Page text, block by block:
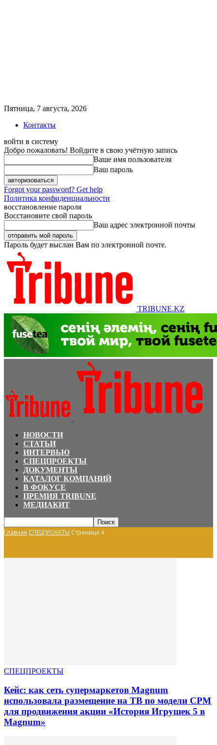
Пятница, 7 августа, 2026
Контакты
войти в систему
Добро пожаловать! Войдите в свою учётную запись
Ваше имя пользователя
Ваш пароль
Forgot your password? Get help
Политика конфиденциальности
восстановление пароля
Восстановите свой пароль
Ваш адрес электронной почты
Пароль будет выслан Вам по электронной почте.
TRIBUNE.KZ
НОВОСТИ
СТАТЬИ
ИНТЕРВЬЮ
СПЕЦПРОЕКТЫ
ДОКУМЕНТЫ
КАТАЛОГ КОМПАНИЙ
В ФОКУСЕ
ПРЕМИЯ TRIBUNE
МЕДИАКИТ
Главная СПЕЦПРОЕКТЫ Страница 4
СПЕЦПРОЕКТЫ
Кейс: как сеть супермаркетов Magnum
использовала размещение на ТВ по модели CPM
для продвижения акции «История Игрушек 5 в
Magnum»